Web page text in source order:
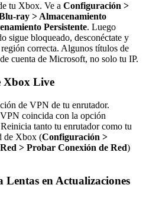
tu Xbox. Ve a Configuración >
ray > Almacenamiento
Persistente. Luego
sigue bloqueado, desconéctate y
correcta. Algunos títulos de
cuenta de Microsoft, no solo tu IP.
Xbox Live
de VPN de tu enrutador.
coincida con la opción
tanto tu enrutador como tu
de Xbox (Configuración >
> Probar Conexión de Red)
Lentas en Actualizaciones